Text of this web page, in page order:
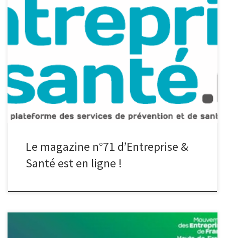
Le nouveau numéro du magazine Entreprise & Santé, le magazine
des Services de Prévention et de Santé au Travail Interentreprises
(SPSTI) des Hauts-de-France, est en ligne. Ce magazine met en
lumière plusieurs actions d’entreprises qui ont pu, grâce à leur
Service de Prévention et de Santé au Travail, développer des
solutions […]
Le magazine n°71 d’Entreprise &
Santé est en ligne !